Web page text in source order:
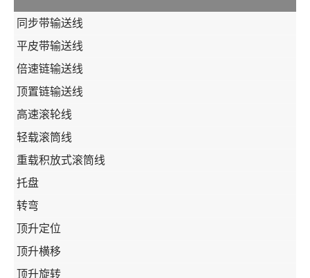
同步带输送线
平皮带输送线
倍速链输送线
顶置链输送线
高速滚轮线
轻载滚筒线
重载积放式滚筒线
托盘
转弯
顶升定位
顶升横移
顶升旋转